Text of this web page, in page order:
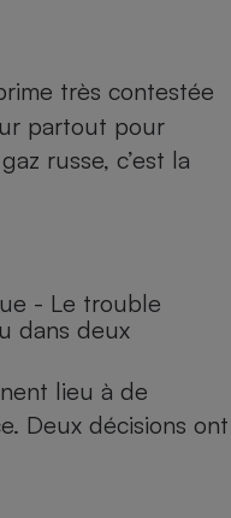
très contestée
partout pour
russe, c’est la
- Le trouble
dans deux
lieu à de
Deux décisions ont